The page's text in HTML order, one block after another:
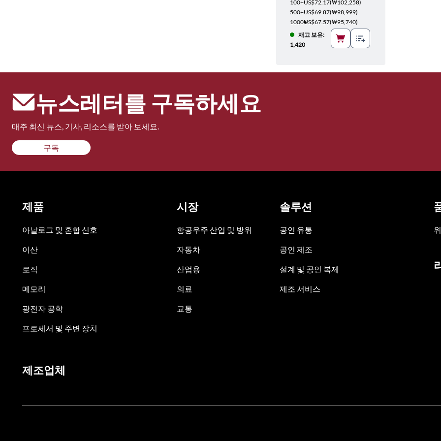
100+US$72.17(₩102,258)
500+US$69.87(₩98,999)
1000+US$67.57(₩95,740)
재고 보유:
1,420
뉴스레터를 구독하세요
매주 최신 뉴스, 기사, 리소스를 받아 보세요.
구독
제품
아날로그 및 혼합 신호
이산
로직
메모리
광전자 공학
프로세서 및 주변 장치
시장
항공우주 산업 및 방위
자동차
산업용
의료
교통
솔루션
공인 유통
공인 제조
설계 및 공인 복제
제조 서비스
제조업체